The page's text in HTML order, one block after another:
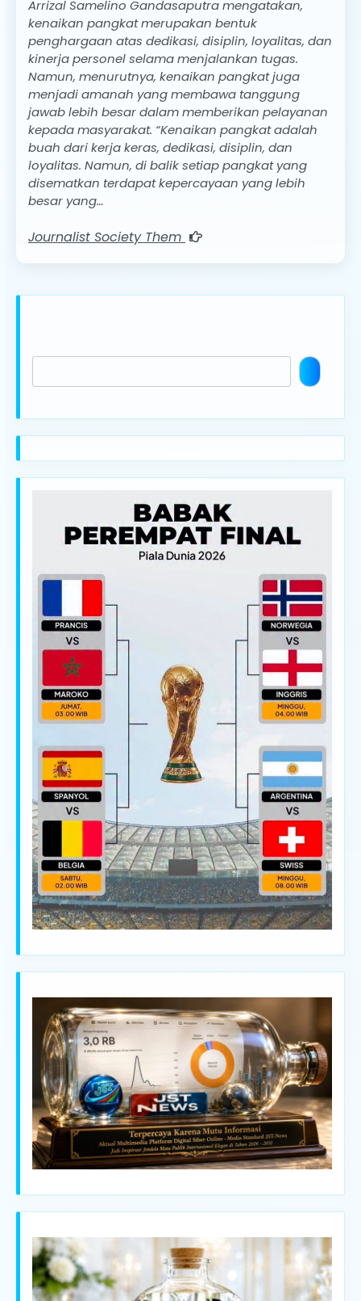
Arrizal Samelino Gandasaputra mengatakan,
kenaikan pangkat merupakan bentuk
penghargaan atas dedikasi, disiplin, loyalitas, dan
kinerja personel selama menjalankan tugas.
Namun, menurutnya, kenaikan pangkat juga
menjadi amanah yang membawa tanggung
jawab lebih besar dalam memberikan pelayanan
kepada masyarakat. “Kenaikan pangkat adalah
buah dari kerja keras, dedikasi, disiplin, dan
loyalitas. Namun, di balik setiap pangkat yang
disematkan terdapat kepercayaan yang lebih
besar yang…
Journalist Society Them